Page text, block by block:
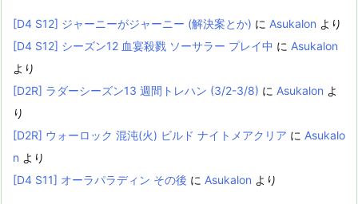
[D4 S12] ジャーニーがジャーニー (解決案とか) に Asukalon より
[D4 S12] シーズン12 血宴殺戮 ソーサラー プレイ中 に Asukalon
より
[D2R] ラダーシーズン13 週間トレハン (3/2-3/8) に Asukalon よ
り
[D2R] ウォーロック 混沌(火) ビルド ナイトメアクリア に Asukalo
n より
[D4 S11] オーラパラディン その後 に Asukalon より